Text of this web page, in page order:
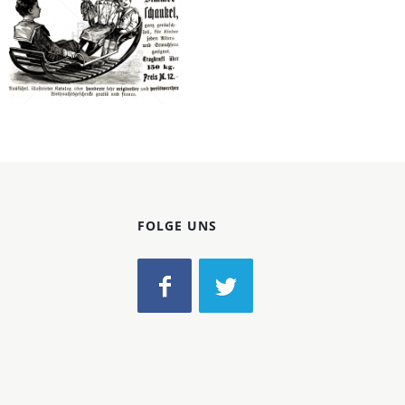
Konzerne
Epoche
Holzwarenfabrik
Hildburghausen
Bild-ID: 42060
FOLGE UNS